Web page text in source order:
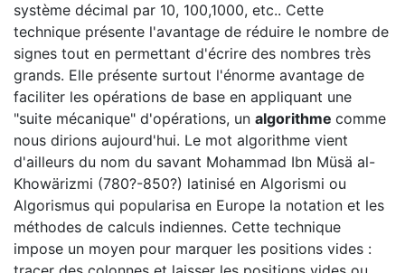
système décimal par 10, 100,1000, etc.. Cette
technique présente l'avantage de réduire le nombre de
signes tout en permettant d'écrire des nombres très
grands. Elle présente surtout l'énorme avantage de
faciliter les opérations de base en appliquant une
"suite mécanique" d'opérations, un algorithme comme
nous dirions aujourd'hui. Le mot algorithme vient
d'ailleurs du nom du savant Mohammad Ibn Müsä al-
Khowärizmi (780?-850?) latinisé en Algorismi ou
Algorismus qui popularisa en Europe la notation et les
méthodes de calculs indiennes. Cette technique
impose un moyen pour marquer les positions vides :